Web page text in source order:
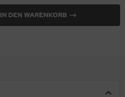
IN DEN WARENKORB